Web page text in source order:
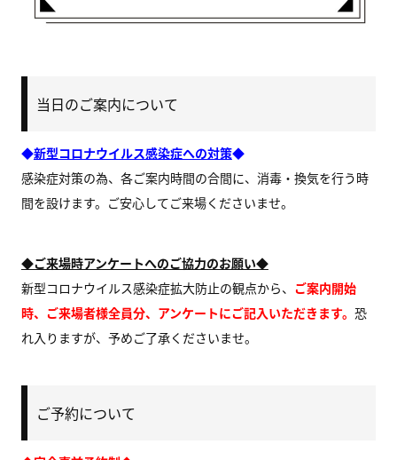
当日のご案内について
◆新型コロナウイルス感染症への対策◆
感染症対策の為、各ご案内時間の合間に、消毒・換気を行う時
間を設けます。ご安心してご来場くださいませ。
◆ご来場時アンケートへのご協力のお願い◆
新型コロナウイルス感染症拡大防止の観点から、 ご案内開始
時、ご来場者様全員分、アンケートにご記入いただきます。 恐
れ入りますが、予めご了承くださいませ。
ご予約について